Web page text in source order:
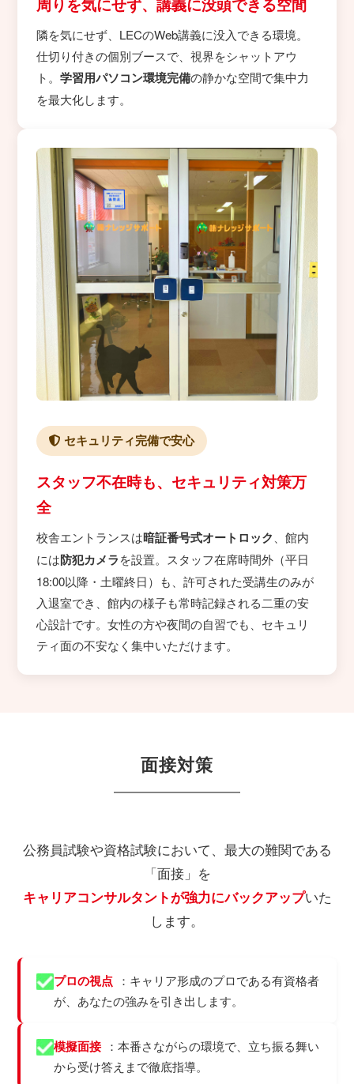
隣を気にせず、LECのWeb講義に没入できる環境。
仕切り付きの個別ブースで、視界をシャットアウ
ト。学習用パソコン環境完備の静かな空間で集中力
を最大化します。
セキュリティ完備で安心
スタッフ不在時も、セキュリティ対策万
全
校舎エントランスは暗証番号式オートロック、館内
には防犯カメラを設置。スタッフ在席時間外（平日
18:00以降・土曜終日）も、許可された受講生のみが
入退室でき、館内の様子も常時記録される二重の安
心設計です。女性の方や夜間の自習でも、セキュリ
ティ面の不安なく集中いただけます。
面接対策
公務員試験や資格試験において、最大の難関である
「面接」を
キャリアコンサルタントが強力にバックアップいた
します。
プロの視点 ：キャリア形成のプロである有資格者
が、あなたの強みを引き出します。
模擬面接 ：本番さながらの環境で、立ち振る舞い
から受け答えまで徹底指導。